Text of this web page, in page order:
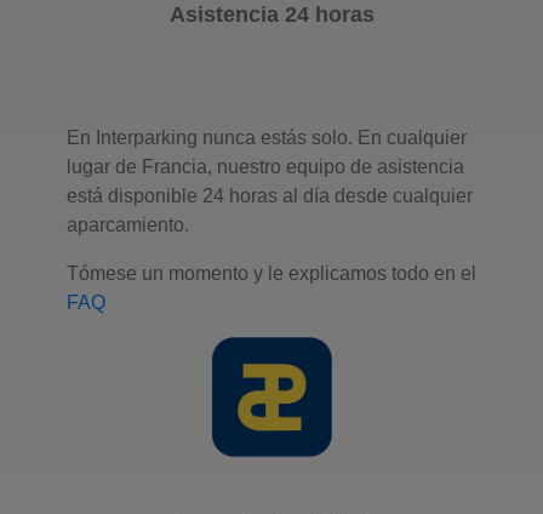
Asistencia 24 horas
En Interparking nunca estás solo. En cualquier
lugar de Francia, nuestro equipo de asistencia
está disponible 24 horas al día desde cualquier
aparcamiento.
Tómese un momento y le explicamos todo en el
FAQ